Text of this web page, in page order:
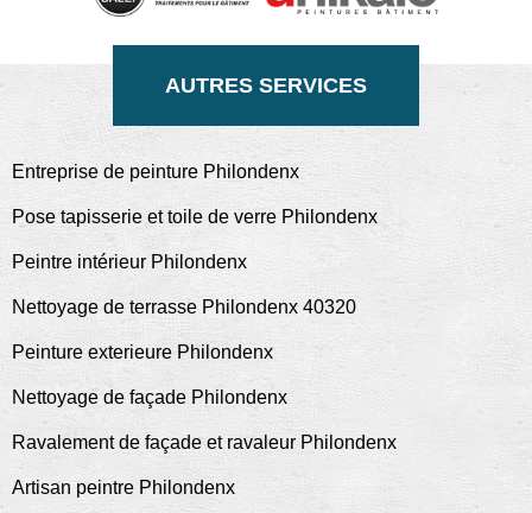
AUTRES SERVICES
Entreprise de peinture Philondenx
Pose tapisserie et toile de verre Philondenx
Peintre intérieur Philondenx
Nettoyage de terrasse Philondenx 40320
Peinture exterieure Philondenx
Nettoyage de façade Philondenx
Ravalement de façade et ravaleur Philondenx
Artisan peintre Philondenx